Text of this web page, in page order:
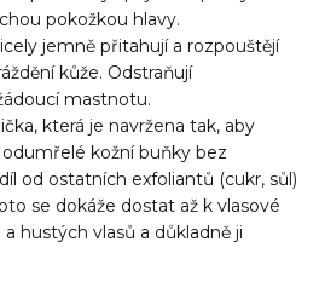
pokožkou hlavy.
jemně přitahují a rozpouštějí
kůže. Odstraňují
mastnotu.
která je navržena tak, aby
kožní buňky bez
od ostatních exfoliantů (cukr, sůl)
se dokáže dostat až k vlasové
hustých vlasů a důkladně ji